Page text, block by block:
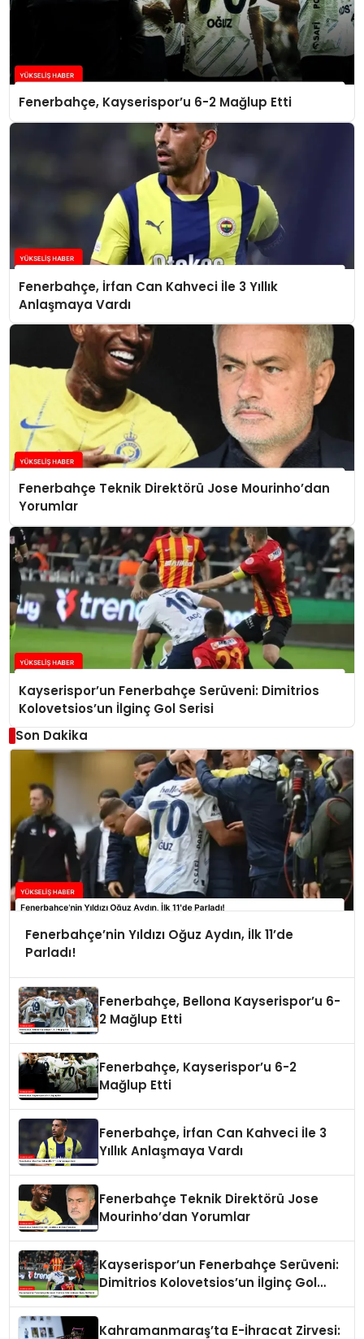
Fenerbahçe, Kayserispor’u 6-2 Mağlup Etti
Fenerbahçe, İrfan Can Kahveci İle 3 Yıllık
Anlaşmaya Vardı
Fenerbahçe Teknik Direktörü Jose Mourinho’dan
Yorumlar
Kayserispor’un Fenerbahçe Serüveni: Dimitrios
Kolovetsios’un İlginç Gol Serisi
Son Dakika
Fenerbahçe’nin Yıldızı Oğuz Aydın, İlk 11’de
Parladı!
Fenerbahçe, Bellona Kayserispor’u 6-
2 Mağlup Etti
Fenerbahçe, Kayserispor’u 6-2
Mağlup Etti
Fenerbahçe, İrfan Can Kahveci İle 3
Yıllık Anlaşmaya Vardı
Fenerbahçe Teknik Direktörü Jose
Mourinho’dan Yorumlar
Kayserispor’un Fenerbahçe Serüveni:
Dimitrios Kolovetsios’un İlginç Gol
Kahramanmaraş’ta E-İhracat Zirvesi: